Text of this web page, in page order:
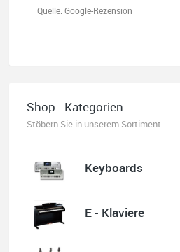
Quelle: Google-Rezension
Habe mir heute eine E-Gitarre und
Erstklassige Beratung vom Chef. Hier
aufgehoben. Finger weg vom Internet.
guten Konditionen. Es zahlt sich aus.
Quelle: Google-Rezension
Shop - Kategorien
Stöbern Sie in unserem Sortiment...
Keyboards
E - Klaviere